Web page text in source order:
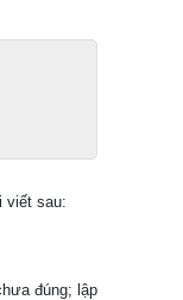
viết sau:
đúng; lập